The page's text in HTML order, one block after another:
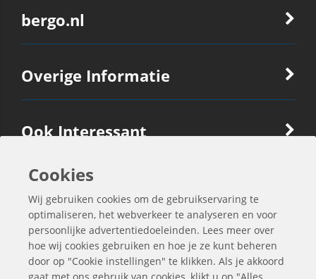
bergo.nl
Overige Informatie
Ook Interessant
Contactgegevens
Cookies
Wij gebruiken cookies om de gebruikservaring te
optimaliseren, het webverkeer te analyseren en voor
persoonlijke advertentiedoeleinden. Lees meer over
hoe wij cookies gebruiken en hoe je ze kunt beheren
door op "Cookie instellingen" te klikken. Als je akkoord